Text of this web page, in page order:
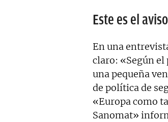
Este es el
En una
claro: «Según
una pequeña
de política de
«Europa como
Sanomat»